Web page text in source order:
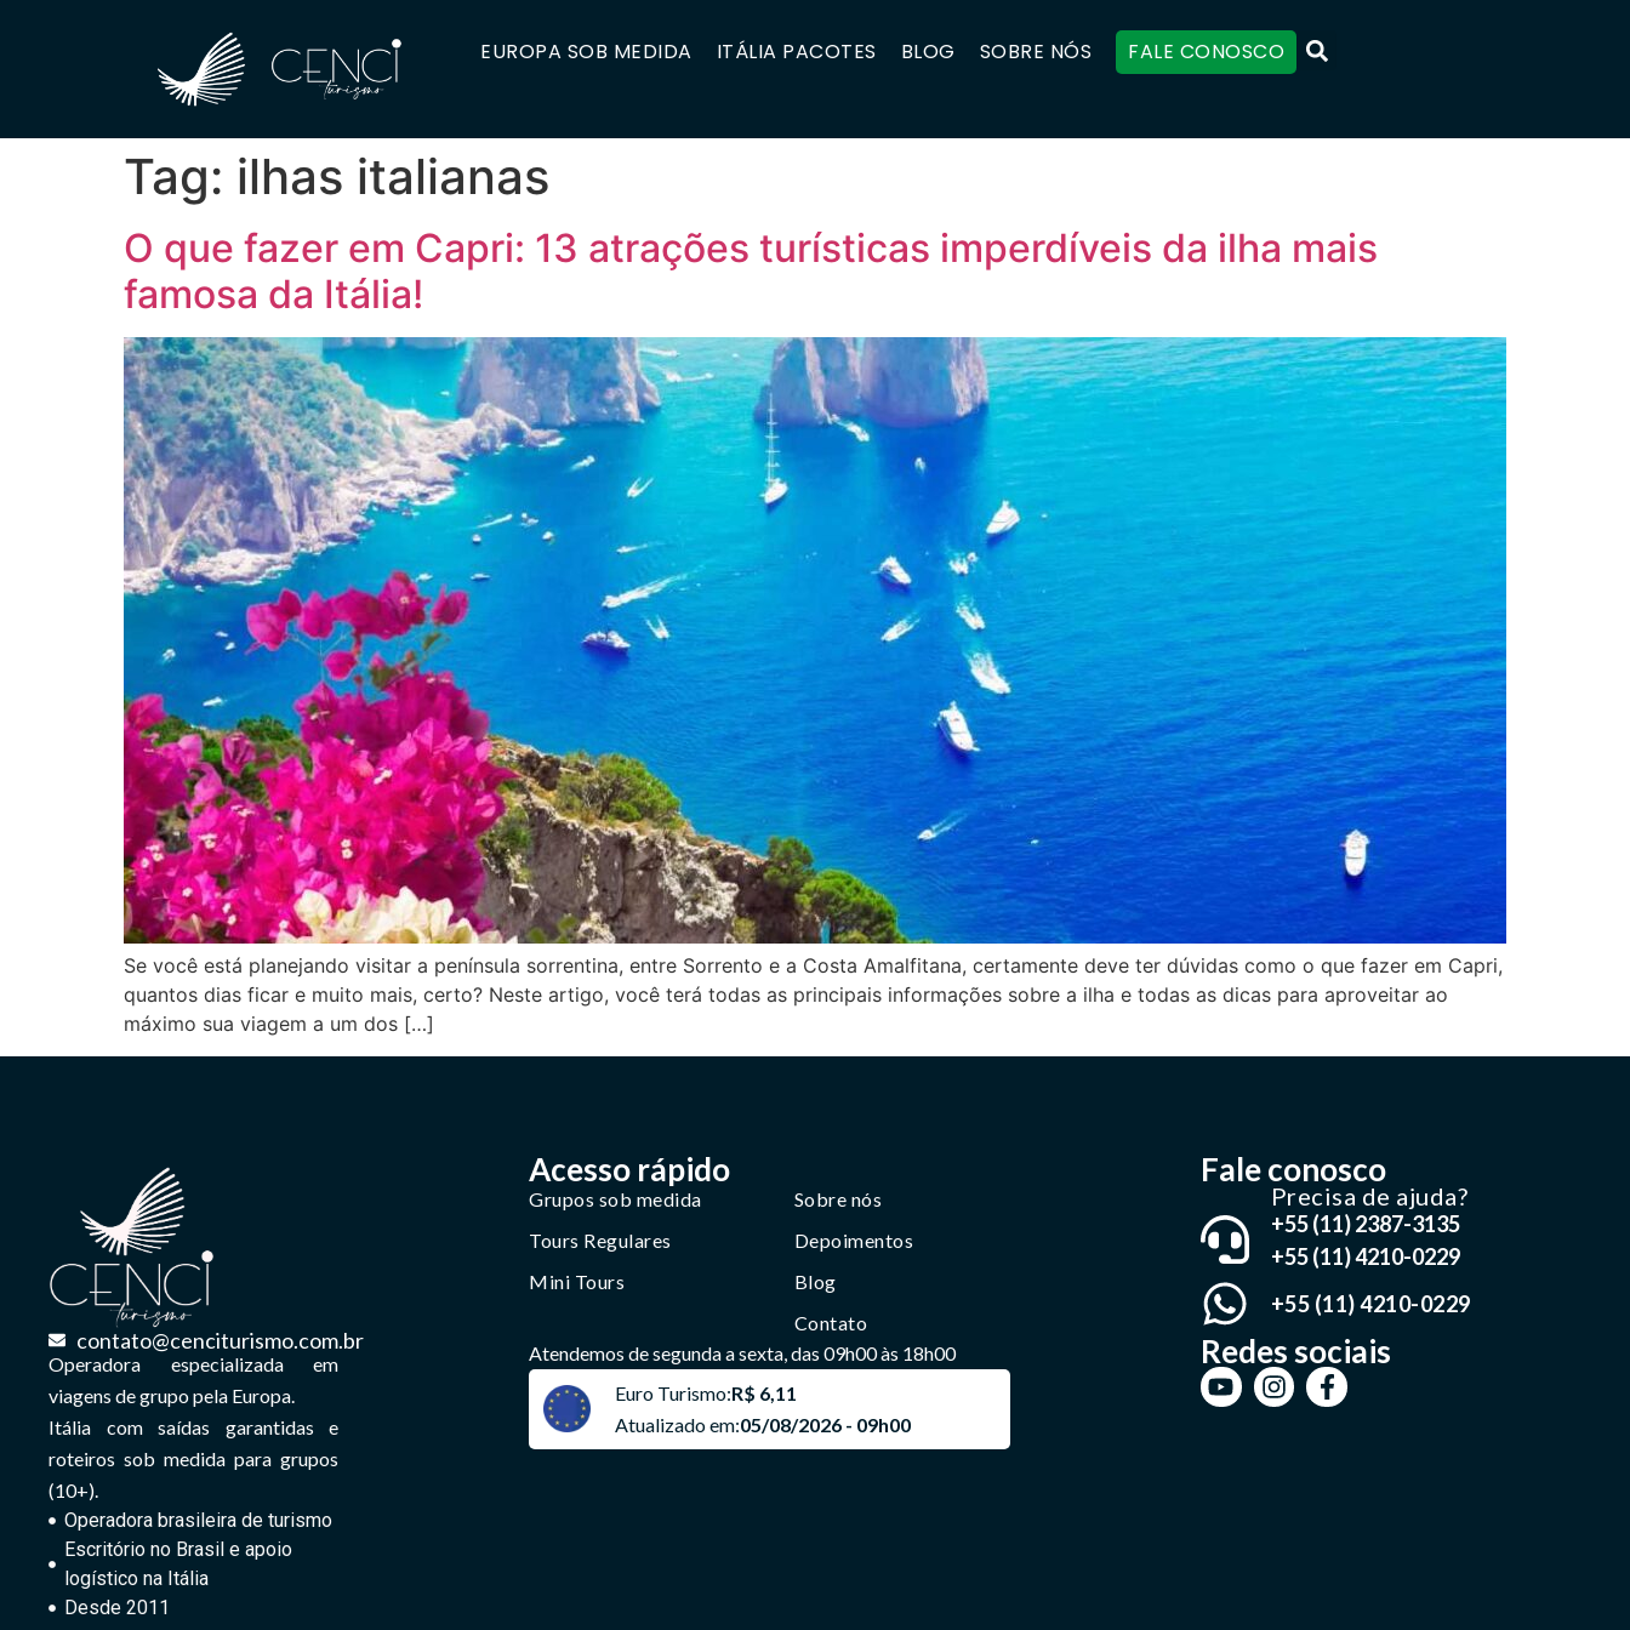
EUROPA SOB MEDIDA ITÁLIA PACOTES BLOG SOBRE NÓS FALE CONOSCO
Tag: ilhas italianas
O que fazer em Capri: 13 atrações turísticas imperdíveis da ilha mais
famosa da Itália!
Se você está planejando visitar a península sorrentina, entre Sorrento e a Costa Amalfitana, certamente deve ter dúvidas como o que fazer em Capri,
quantos dias ficar e muito mais, certo? Neste artigo, você terá todas as principais informações sobre a ilha e todas as dicas para aproveitar ao
máximo sua viagem a um dos […]
contato@cenciturismo.com.br
Operadora especializada em
viagens de grupo pela Europa.
Itália com saídas garantidas e
roteiros sob medida para grupos
(10+).
Operadora brasileira de turismo
Escritório no Brasil e apoio
logístico na Itália
Desde 2011
Acesso rápido
Grupos sob medida
Tours Regulares
Mini Tours
Sobre nós
Depoimentos
Blog
Contato
Atendemos de segunda a sexta, das 09h00 às 18h00
Euro Turismo:R$ 6,11
Atualizado em:05/08/2026 - 09h00
Fale conosco
Precisa de ajuda?
+55 (11) 2387-3135
+55 (11) 4210-0229
+55 (11) 4210-0229
Redes sociais